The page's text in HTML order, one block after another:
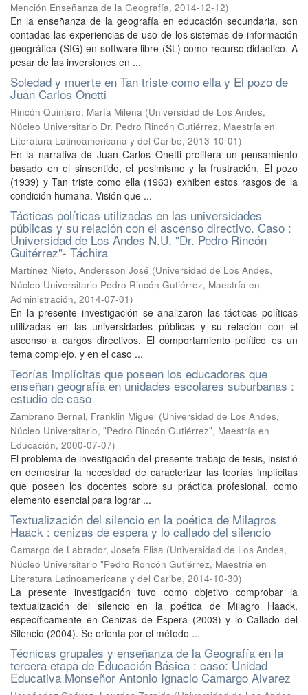
Mención Enseñanza de la Geografía, 2014-12-12)
En la enseñanza de la geografía en educación secundaria, son
contadas las experiencias de uso de los sistemas de información
geográfica (SIG) en software libre (SL) como recurso didáctico. A
pesar de las inversiones en ...
Soledad y muerte en Tan triste como ella y El pozo de
Juan Carlos Onetti
Rincón Quintero, María Milena (Universidad de Los Andes,
Núcleo Universitario Dr. Pedro Rincón Gutiérrez, Maestría en
Literatura Latinoamericana y del Caribe, 2013-10-01)
En la narrativa de Juan Carlos Onetti prolifera un pensamiento
basado en el sinsentido, el pesimismo y la frustración. El pozo
(1939) y Tan triste como ella (1963) exhiben estos rasgos de la
condición humana. Visión que ...
Tácticas políticas utilizadas en las universidades
públicas y su relación con el ascenso directivo. Caso :
Universidad de Los Andes N.U. "Dr. Pedro Rincón
Guitérrez"- Táchira
Martínez Nieto, Andersson José (Universidad de Los Andes,
Núcleo Universitario Pedro Rincón Gutiérrez, Maestría en
Administración, 2014-07-01)
En la presente investigación se analizaron las tácticas políticas
utilizadas en las universidades públicas y su relación con el
ascenso a cargos directivos, El comportamiento político es un
tema complejo, y en el caso ...
Teorías implícitas que poseen los educadores que
enseñan geografía en unidades escolares suburbanas :
estudio de caso
Zambrano Bernal, Franklin Miguel (Universidad de Los Andes,
Núcleo Universitario, "Pedro Rincón Gutiérrez", Maestría en
Educación, 2000-07-07)
El problema de investigación del presente trabajo de tesis, insistió
en demostrar la necesidad de caracterizar las teorías implícitas
que poseen los docentes sobre su práctica profesional, como
elemento esencial para lograr ...
Textualización del silencio en la poética de Milagros
Haack : cenizas de espera y lo callado del silencio
Camargo de Labrador, Josefa Elisa (Universidad de Los Andes,
Núcleo Universitario "Pedro Roncón Gutiérrez, Maestría en
Literatura Latinoamericana y del Caribe, 2014-10-30)
La presente investigación tuvo como objetivo comprobar la
textualización del silencio en la poética de Milagro Haack,
específicamente en Cenizas de Espera (2003) y lo Callado del
Silencio (2004). Se orienta por el método ...
Técnicas grupales y enseñanza de la Geografía en la
tercera etapa de Educación Básica : caso: Unidad
Educativa Monseñor Antonio Ignacio Camargo Alvarez